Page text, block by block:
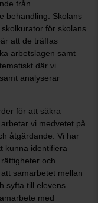
från
behandling. Skolans
för skolans
att de träffas
arbetslagen samt
där vi
analyserar
för att säkra
vi medvetet på
åtgärdande. Vi har
kunna identifiera
och
samarbetet mellan
syfta till elevens
med